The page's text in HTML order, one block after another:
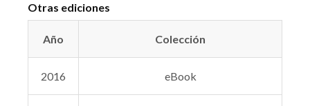
Otras ediciones
Año Colección
2016 eBook